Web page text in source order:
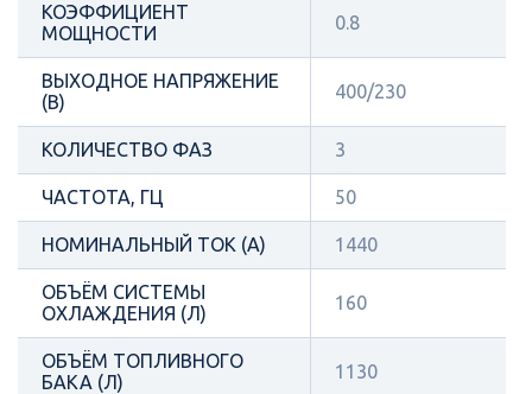
КОЭФФИЦИЕНТ
МОЩНОСТИ
0.8
ВЫХОДНОЕ НАПРЯЖЕНИЕ
(В)
400/230
КОЛИЧЕСТВО ФАЗ 3
ЧАСТОТА, ГЦ 50
НОМИНАЛЬНЫЙ ТОК (А) 1440
ОБЪЁМ СИСТЕМЫ
ОХЛАЖДЕНИЯ (Л)
160
ОБЪЁМ ТОПЛИВНОГО
БАКА (Л)
1130